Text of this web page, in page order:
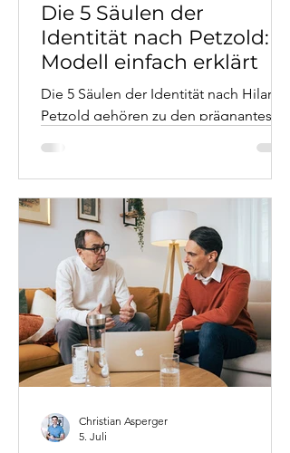
Die 5 Säulen der
Identität nach Petzold:
Modell einfach erklärt
Die 5 Säulen der Identität nach Hilarion
Petzold gehören zu den prägnantesten
Netz, Arbeit und Leistung, materielle
Sicherheit sowie Werte und Normen –
sie erklären, warum manche Krisen so
tief gehen. Und woher Stabilität
wirklich kommt.
Christian Asperger
5. Juli